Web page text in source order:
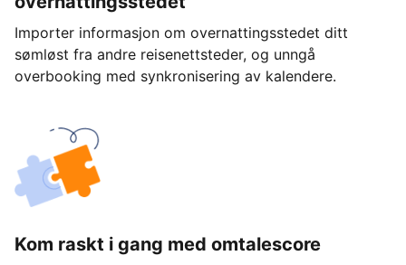
Importer informasjon om overnattingsstedet ditt
sømløst fra andre reisenettsteder, og unngå
overbooking med synkronisering av kalendere.
Kom raskt i gang med omtalescore